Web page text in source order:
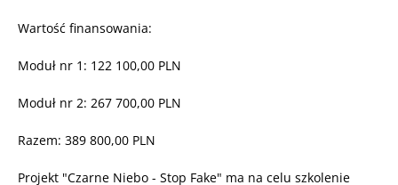
Wartość finansowania:
Moduł nr 1: 122 100,00 PLN
Moduł nr 2: 267 700,00 PLN
Razem: 389 800,00 PLN
Projekt "Czarne Niebo - Stop Fake" ma na celu szkolenie